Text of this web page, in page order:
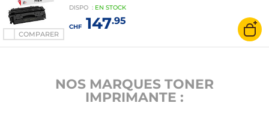
COMPARER
DISPO : EN STOCK
CHF147.95
NOS MARQUES TONER
IMPRIMANTE :